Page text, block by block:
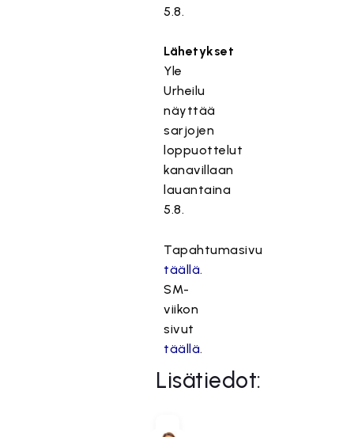
5.8.
Lähetykset
Yle
Urheilu
näyttää
sarjojen
loppuottelut
kanavillaan
lauantaina
5.8.
Tapahtumasivu
täällä.
SM-
viikon
sivut
täällä.
Lisätiedot: